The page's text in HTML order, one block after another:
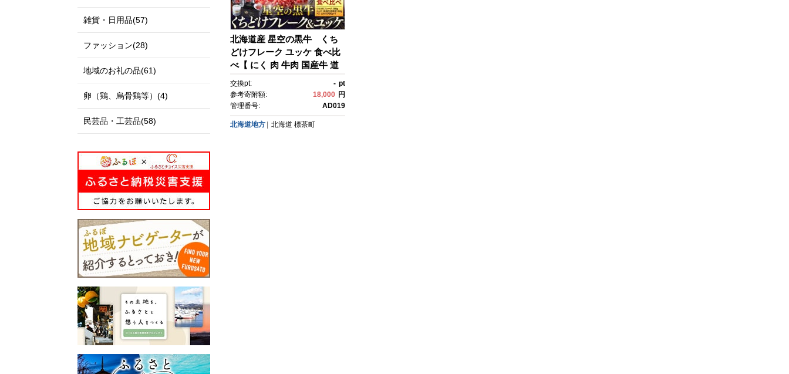
北海道産 星空の黒牛 くち
どけフレーク ユッケ 食べ比
べ【 にく 肉 牛肉 国産牛 道
産牛 贅沢 真空 生食用 標茶
町 北海道 】
交換pt: - pt
参考寄附額:
18,000 円
管理番号:
AD019
北海道地方 北海道 標茶町
雑貨・日用品(57)
ファッション(28)
地域のお礼の品(61)
卵（鶏、烏骨鶏等）(4)
民芸品・工芸品(58)